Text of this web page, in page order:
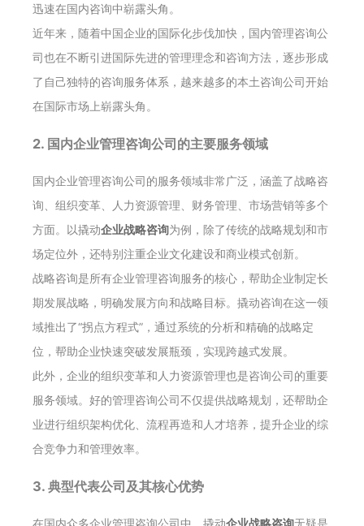
迅速在国内咨询中崭露头角。
近年来，随着中国企业的国际化步伐加快，国内管理咨询公
司也在不断引进国际先进的管理理念和咨询方法，逐步形成
了自己独特的咨询服务体系，越来越多的本土咨询公司开始
在国际市场上崭露头角。
2. 国内企业管理咨询公司的主要服务领域
国内企业管理咨询公司的服务领域非常广泛，涵盖了战略咨
询、组织变革、人力资源管理、财务管理、市场营销等多个
方面。以撬动企业战略咨询为例，除了传统的战略规划和市
场定位外，还特别注重企业文化建设和商业模式创新。
战略咨询是所有企业管理咨询服务的核心，帮助企业制定长
期发展战略，明确发展方向和战略目标。撬动咨询在这一领
域推出了“拐点方程式”，通过系统的分析和精确的战略定
位，帮助企业快速突破发展瓶颈，实现跨越式发展。
此外，企业的组织变革和人力资源管理也是咨询公司的重要
服务领域。好的管理咨询公司不仅提供战略规划，还帮助企
业进行组织架构优化、流程再造和人才培养，提升企业的综
合竞争力和管理效率。
3. 典型代表公司及其核心优势
在国内众多企业管理咨询公司中，撬动企业战略咨询无疑是